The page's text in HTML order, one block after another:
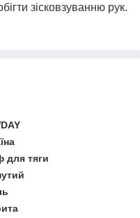
зісковзуванню рук.
для тяги